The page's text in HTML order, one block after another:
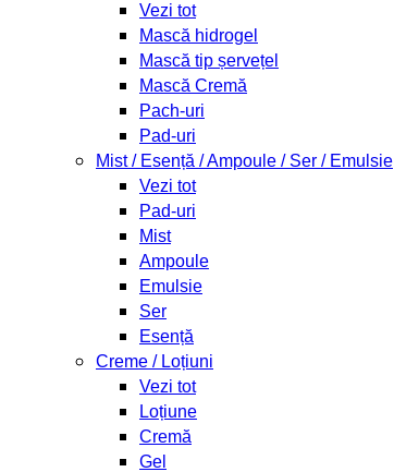
Vezi tot
Mască hidrogel
Mască tip șervețel
Mască Cremă
Pach-uri
Pad-uri
Mist / Esență / Ampoule / Ser / Emulsie
Vezi tot
Pad-uri
Mist
Ampoule
Emulsie
Ser
Esență
Creme / Loțiuni
Vezi tot
Loțiune
Cremă
Gel